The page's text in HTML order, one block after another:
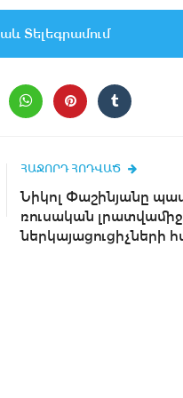
Տելեգրամում
ՀԱՋՈՐԴ ՀՈԴՎԱԾ
Նիկոլ Փաշինյանը
ռուսական
ներկայացուցիչների